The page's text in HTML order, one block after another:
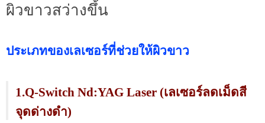
ผิวขาวสว่างขึ้น
ประเภทของเลเซอร์ที่ช่วยให้ผิวขาว
1.Q-Switch Nd:YAG Laser (เลเซอร์ลดเม็ดสี
จุดด่างดำ)